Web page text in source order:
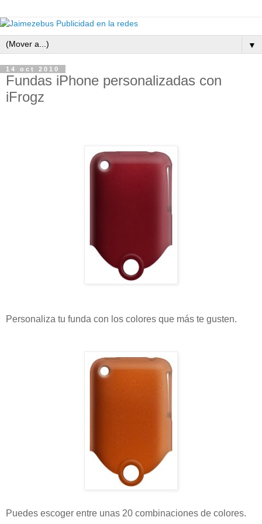
▼
14 oct 2010
Fundas iPhone personalizadas con
iFrogz
Personaliza tu funda con los colores que más te gusten.
Puedes escoger entre unas 20 combinaciones de colores.